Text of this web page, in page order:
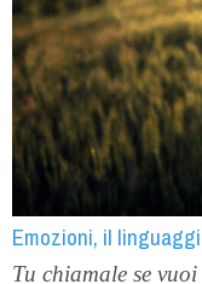
Emozioni, il
Tu chiamale se